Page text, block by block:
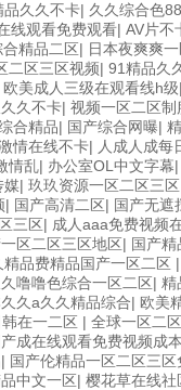
品久久不卡| 久久综合色
线观看免费观看| AV片不
精品二区| 日本夜爽爽
二区三区视频| 91精品久
欧美成人三级在观看线h级
久不卡| 视频一区二区制
合精品| 国产综合网曝|
情在线不卡| 人成人成每
情乱| 办公室OL中文字幕
媒| 玖玖资源一区二区三区
| 国产高清二区| 国产无遮
三区| 成人aaa免费视频
区二区三区地区| 国产
精品费精品国产一区二区
噜噜色综合一区二区| 精
久a久久精品综合| 欧美
在一二区 | 全球一区二
产成在线观看免费视频成
| 国产伦精品一区二区三区
中文一区| 樱花草在线社